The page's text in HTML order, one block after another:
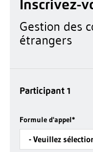
Inscrivez-
Gestion des
étrangers
Participant 1
Formule d'appel*
- Veuillez